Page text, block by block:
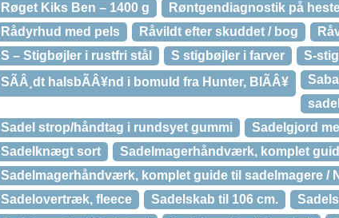
Røget Kiks Ben – 1400 g
Røntgendiagnostik på
Rådyrhud med pels
Råvildt efter skuddet / bog
S – Stigbøjler i rustfri stål
S stigbøjler i farver
S-
SÃÂ¸dt halsbÃÂ¥nd i bomuld fra Hunter, BlÃÂ¥
Sadel strop/håndtag i rundsyet gummi
Sadelgjord
Sadelknægt sort
Sadelmagerhåndværk, komplet
Sadelmagerhåndværk, komplet guide til sadelmagere /
Sadelovertræk, fleece
Sadelskab til 106 cm.